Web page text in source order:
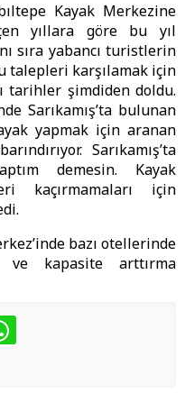
Kayak Merkezine
yıllara göre bu yıl
sıra yabancı turistlerin
talepleri karşılamak için
tarihler şimdiden doldu.
Sarıkamış’ta bulunan
yapmak için aranan
Sarıkamış’ta
demesin. Kayak
kaçırmamaları için
bazı otellerinde
ve kapasite arttırma